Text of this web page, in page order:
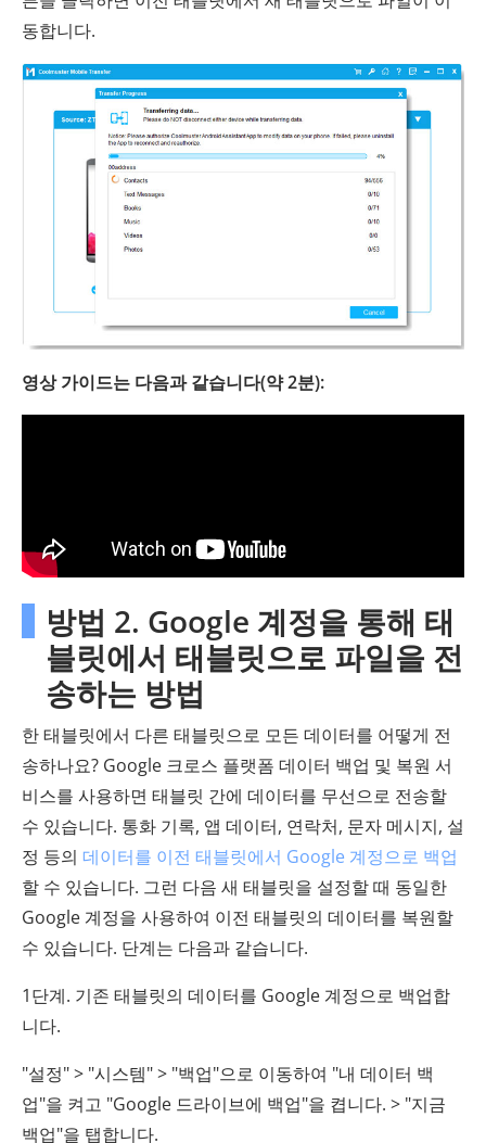
동합니다.
영상 가이드는 다음과 같습니다(약 2분):
방법 2. Google 계정을 통해 태
블릿에서 태블릿으로 파일을 전
송하는 방법
한 태블릿에서 다른 태블릿으로 모든 데이터를 어떻게 전
송하나요? Google 크로스 플랫폼 데이터 백업 및 복원 서
비스를 사용하면 태블릿 간에 데이터를 무선으로 전송할
수 있습니다. 통화 기록, 앱 데이터, 연락처, 문자 메시지, 설
정 등의 데이터를 이전 태블릿에서 Google 계정으로 백업
할 수 있습니다. 그런 다음 새 태블릿을 설정할 때 동일한
Google 계정을 사용하여 이전 태블릿의 데이터를 복원할
수 있습니다. 단계는 다음과 같습니다.
1단계. 기존 태블릿의 데이터를 Google 계정으로 백업합
니다.
"설정" > "시스템" > "백업"으로 이동하여 "내 데이터 백
업"을 켜고 "Google 드라이브에 백업"을 켭니다. > "지금
백업"을 탭합니다.